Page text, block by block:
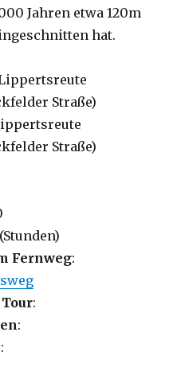
Jahren etwa 120m
hat.
Straße)
Straße)
Fernweg:
:
:
: